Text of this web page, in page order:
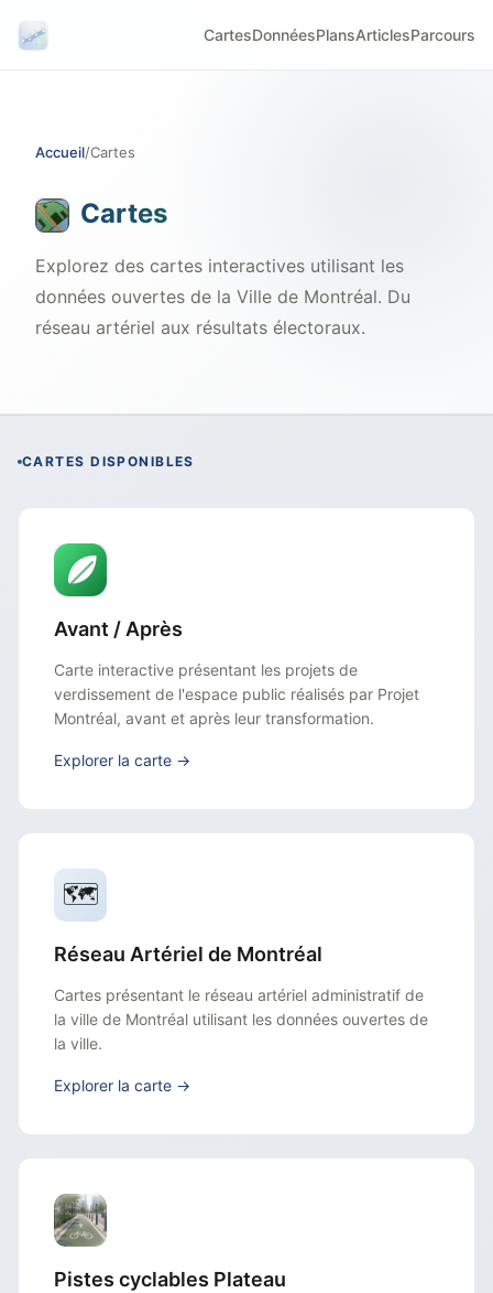
CartesDonnéesPlansArticlesParcours
Accueil/Cartes
Cartes
Explorez des cartes interactives utilisant les
données ouvertes de la Ville de Montréal. Du
réseau artériel aux résultats électoraux.
CARTES DISPONIBLES
Avant / Après
Carte interactive présentant les projets de
verdissement de l'espace public réalisés par Projet
Montréal, avant et après leur transformation.
Explorer la carte →
🗺️
Réseau Artériel de Montréal
Cartes présentant le réseau artériel administratif de
la ville de Montréal utilisant les données ouvertes de
la ville.
Explorer la carte →
Pistes cyclables Plateau